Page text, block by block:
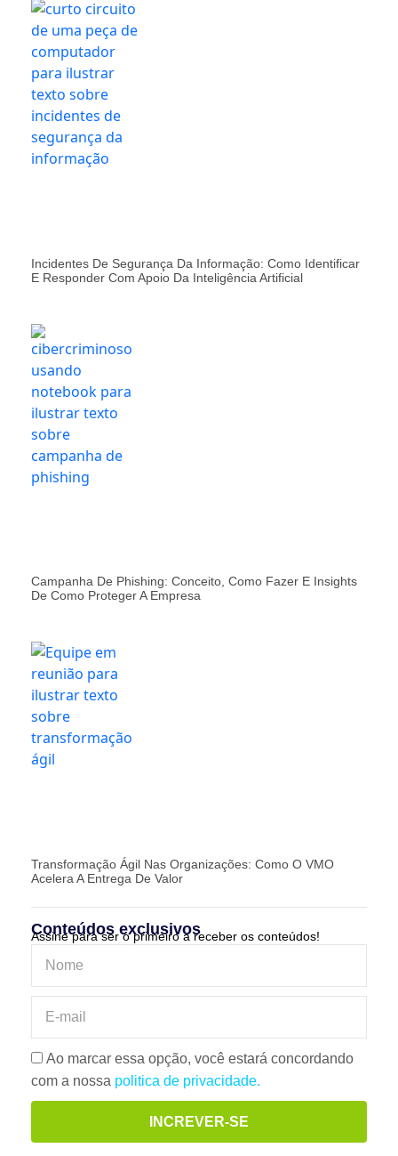
Incidentes De Segurança Da Informação: Como Identificar
E Responder Com Apoio Da Inteligência Artificial
Campanha De Phishing: Conceito, Como Fazer E Insights
De Como Proteger A Empresa
Transformação Ágil Nas Organizações: Como O VMO
Acelera A Entrega De Valor
Conteúdos exclusivos
Assine para ser o primeiro a receber os conteúdos!
Ao marcar essa opção, você estará concordando
com a nossa politica de privacidade.
INCREVER-SE